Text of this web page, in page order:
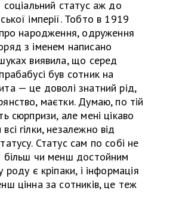
соціальний статус аж до
імперії. Тобто в 1919
про народження, одруження
з іменем написано
виявила, що серед
був сотник на
— це доволі знатний рід,
маєтки. Думаю, по тій
сюрпризи, але мені цікаво
гілки, незалежно від
Статус сам по собі не
більш чи менш достойним
роду є кріпаки, і інформація
цінна за сотників, це теж